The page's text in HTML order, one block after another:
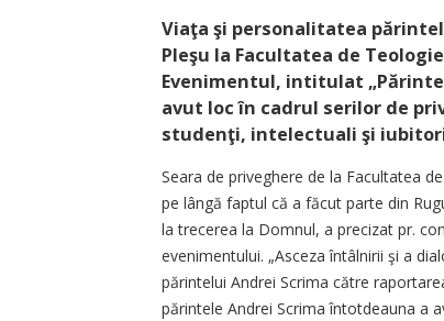
Viaţa şi personalitatea
Pleşu la Facultatea de
Evenimentul, intitulat
avut loc în cadrul serilor de
studenţi, intelectuali şi
Seara de priveghere de la Facultatea
pe lângă faptul că a făcut parte din
la trecerea la Domnul, a precizat pr.
evenimentului. „Asceza întâlnirii şi a
părintelui Andrei Scrima către
părintele Andrei Scrima întotdeauna a